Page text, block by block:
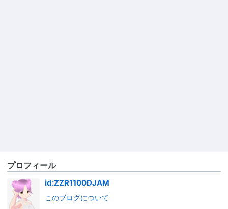
プロフィール
id:ZZR1100DJAM
このブログについて